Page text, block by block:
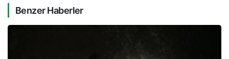
Benzer Haberler